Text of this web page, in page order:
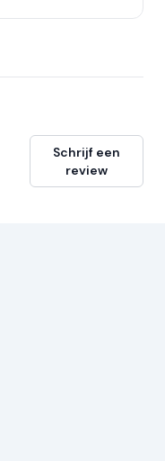
Schrijf een
review